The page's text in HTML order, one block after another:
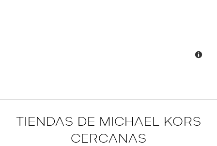
TIENDAS DE MICHAEL KORS
CERCANAS